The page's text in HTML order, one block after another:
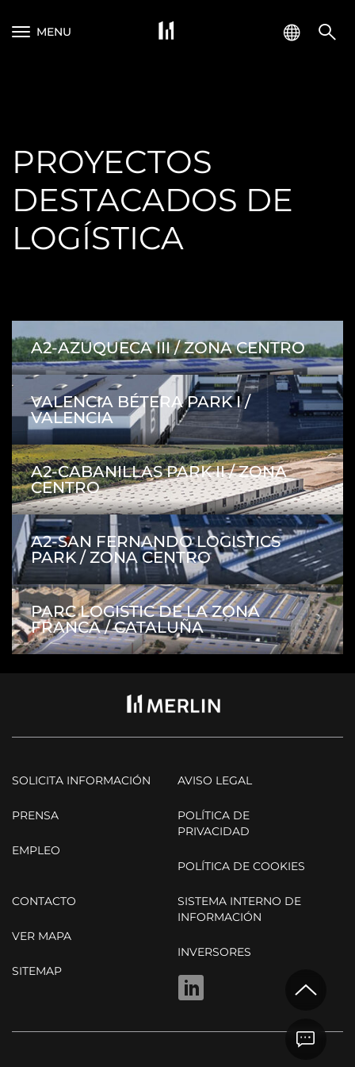
MENU
PROYECTOS
DESTACADOS DE
LOGÍSTICA
A2-AZUQUECA III / ZONA CENTRO
VALENCIA BÉTERA PARK I /
VALENCIA
A2-CABANILLAS PARK II / ZONA
CENTRO
A2-SAN FERNANDO LOGISTICS
PARK / ZONA CENTRO
PARC LOGISTIC DE LA ZONA
FRANCA / CATALUÑA
SOLICITA INFORMACIÓN
PRENSA
EMPLEO
AVISO LEGAL
POLÍTICA DE
PRIVACIDAD
POLÍTICA DE COOKIES
CONTACTO
VER MAPA
SITEMAP
SISTEMA INTERNO DE
INFORMACIÓN
INVERSORES
LINKEDIN